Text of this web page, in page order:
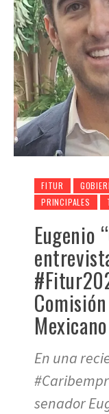
FITUR
PRINCIPALES
Eugenio
Mexicano
En una
senador